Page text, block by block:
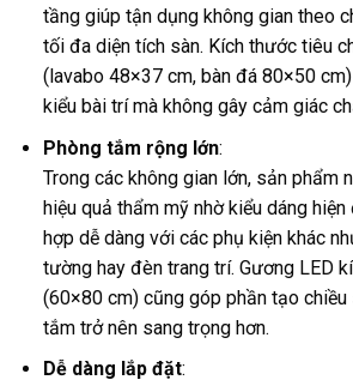
tầng giúp tận dụng không gian theo
tối đa diện tích sàn. Kích thước tiêu
(lavabo 48×37 cm, bàn đá 80×50
kiểu bài trí mà không gây cảm giác
Phòng tắm rộng lớn:
Trong các không gian lớn, sản phẩm
hiệu quả thẩm mỹ nhờ kiểu dáng
hợp dễ dàng với các phụ kiện khác
tường hay đèn trang trí. Gương LED
(60×80 cm) cũng góp phần tạo chiều
tắm trở nên sang trọng hơn.
Dễ dàng lắp đặt: